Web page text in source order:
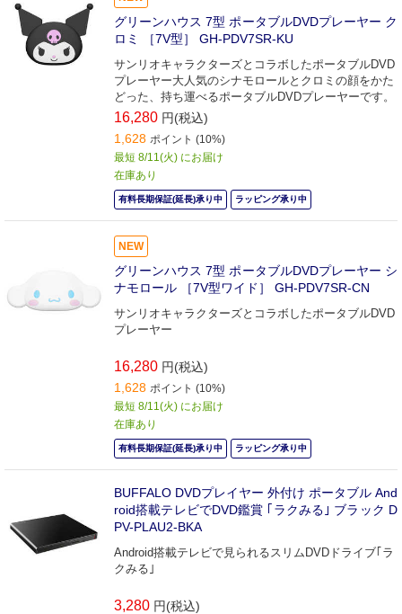
グリーンハウス 7型 ポータブルDVDプレーヤー ク
ロミ ［7V型］ GH-PDV7SR-KU
サンリオキャラクターズとコラボしたポータブルDVD
プレーヤー大人気のシナモロールとクロミの顔をかた
どった、持ち運べるポータブルDVDプレーヤーです。
16,280 円(税込)
1,628 ポイント (10%)
最短 8/11(火) にお届け
在庫あり
有料長期保証(延長)承り中 ラッピング承り中
NEW
グリーンハウス 7型 ポータブルDVDプレーヤー シ
ナモロール ［7V型ワイド］ GH-PDV7SR-CN
サンリオキャラクターズとコラボしたポータブルDVD
プレーヤー
16,280 円(税込)
1,628 ポイント (10%)
最短 8/11(火) にお届け
在庫あり
有料長期保証(延長)承り中 ラッピング承り中
BUFFALO DVDプレイヤー 外付け ポータブル And
roid搭載テレビでDVD鑑賞 ｢ラクみる｣ ブラック D
PV-PLAU2-BKA
Android搭載テレビで見られるスリムDVDドライブ｢ラ
クみる｣
3,280 円(税込)